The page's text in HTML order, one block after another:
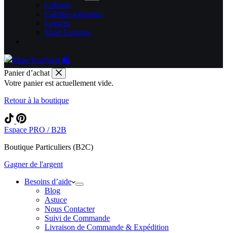
Collants
Culottes gainantes
Leggins
Short Legging
Panier d’achat
Votre panier est actuellement vide.
Retour à la boutique
Espace PRO / B2B
Boutique Particuliers (B2C)
Gagner de l'argent
Besoins d’aide
Blog
Astuce
Nous Contacter
Suivi de Commande
Livraison de Commande & Expédition